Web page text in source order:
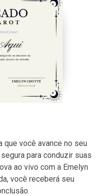
você avance no seu
para conduzir suas
ao vivo com a Emelyn
você receberá seu